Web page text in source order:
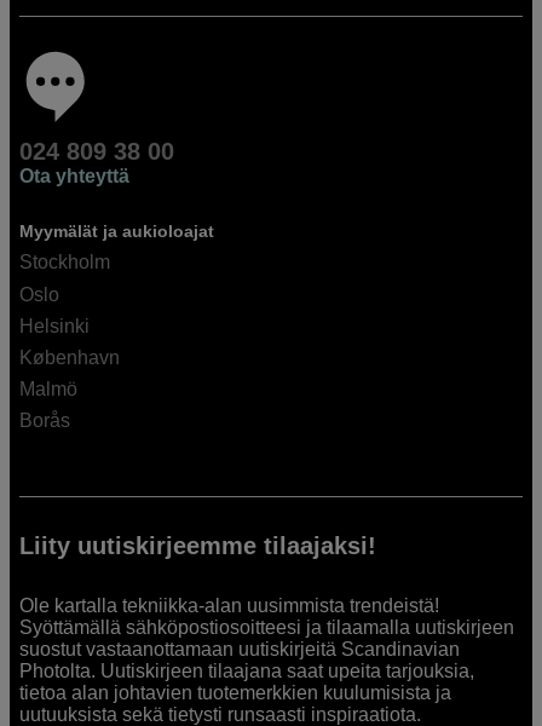
024 809 38 00
Ota yhteyttä
Myymälät ja aukioloajat
Stockholm
Oslo
Helsinki
København
Malmö
Borås
Liity uutiskirjeemme tilaajaksi!
Ole kartalla tekniikka-alan uusimmista trendeistä!
Syöttämällä sähköpostiosoitteesi ja tilaamalla uutiskirjeen
suostut vastaanottamaan uutiskirjeitä Scandinavian
Photolta. Uutiskirjeen tilaajana saat upeita tarjouksia,
tietoa alan johtavien tuotemerkkien kuulumisista ja
uutuuksista sekä tietysti runsaasti inspiraatiota.